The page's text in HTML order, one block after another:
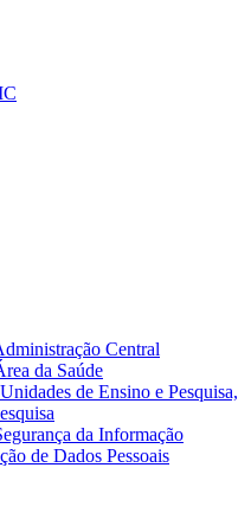
Central
da Saúde
de Ensino e Pesquisa,
da Informação
de Dados Pessoais